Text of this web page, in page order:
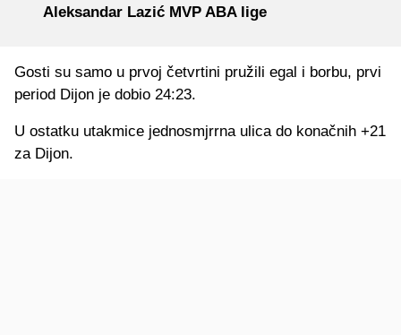
Aleksandar Lazić MVP ABA lige
Gosti su samo u prvoj četvrtini pružili egal i borbu, prvi
period Dijon je dobio 24:23.
U ostatku utakmice jednosmjrrna ulica do konačnih +21
za Dijon.